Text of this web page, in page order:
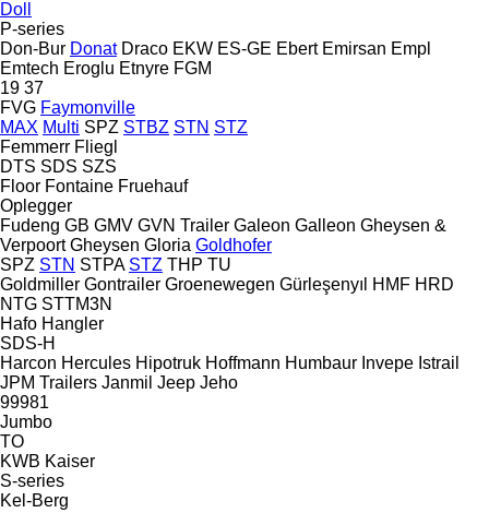
Doll
P-series
Don-Bur Donat Draco EKW ES-GE Ebert Emirsan Empl
Emtech Eroglu Etnyre FGM
19 37
FVG Faymonville
MAX Multi SPZ STBZ STN STZ
Femmerr Fliegl
DTS SDS SZS
Floor Fontaine Fruehauf
Oplegger
Fudeng GB GMV GVN Trailer Galeon Galleon Gheysen &
Verpoort Gheysen Gloria Goldhofer
SPZ STN STPA STZ THP TU
Goldmiller Gontrailer Groenewegen Gürleşenyıl HMF HRD
NTG STTM3N
Hafo Hangler
SDS-H
Harcon Hercules Hipotruk Hoffmann Humbaur Invepe Istrail
JPM Trailers Janmil Jeep Jeho
99981
Jumbo
TO
KWB Kaiser
S-series
Kel-Berg